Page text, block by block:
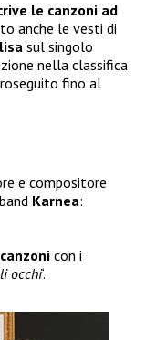
le canzoni ad
anche le vesti di
sul singolo
nella classifica
fino al
e compositore
Karnea:
canzoni con i
occhi‘.